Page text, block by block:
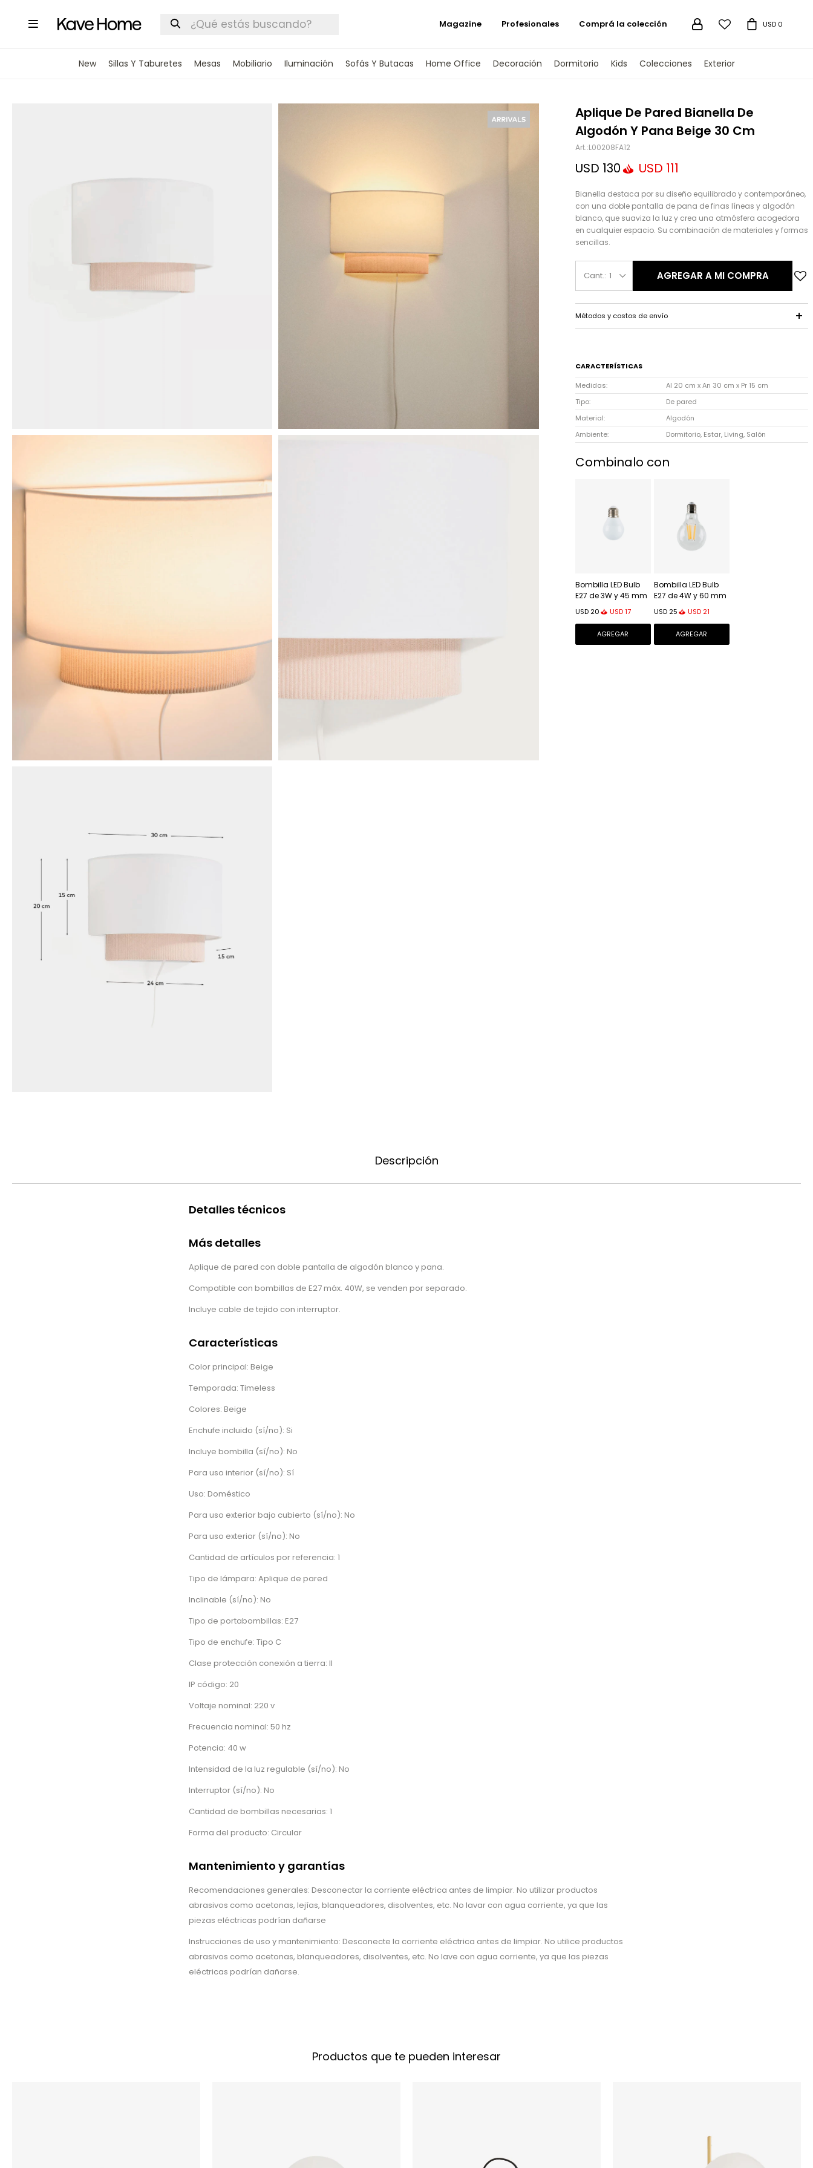

New Sillas Y Taburetes Mesas Mobiliario Iluminación Sofás Y Butacas Home Office Decoración Dormitorio Kids Colecciones Exterior
 USD 0
Magazine Profesionales Comprá la colección
Aplique De Pared Bianella De
Algodón Y Pana Beige 30 Cm
L00208FA12
USD 130 USD 111
Bianella destaca por su diseño equilibrado y contemporáneo,
con una doble pantalla de pana de finas líneas y algodón
blanco, que suaviza la luz y crea una atmósfera acogedora
en cualquier espacio. Su combinación de materiales y formas
sencillas.
1 AGREGAR A MI COMPRA
Métodos y costos de envío
CARACTERÍSTICAS
Medidas
Al 20 cm x An 30 cm x Pr 15 cm
Tipo
De pared
Material
Algodón
Ambiente
Dormitorio, Estar, Living, Salón
Combinalo con
Bombilla LED Bulb
E27 de 3W y 45 mm
luz neutra
USD 20 USD17
Bombilla LED Bulb
E27 de 4W y 60 mm
luz cálida
USD 25 USD 21
Descripción
Detalles técnicos
Más detalles
Aplique de pared con doble pantalla de algodón blanco y pana.
Compatible con bombillas de E27 máx. 40W, se venden por separado.
Incluye cable de tejido con interruptor.
Características
Color principal: Beige
Temporada: Timeless
Colores: Beige
Enchufe incluido (sí/no): Si
Incluye bombilla (sí/no): No
Para uso interior (sí/no): Sí
Uso: Doméstico
Para uso exterior bajo cubierto (sí/no): No
Para uso exterior (sí/no): No
Cantidad de artículos por referencia: 1
Tipo de lámpara: Aplique de pared
Inclinable (sí/no): No
Tipo de portabombillas: E27
Tipo de enchufe: Tipo C
Clase protección conexión a tierra: II
IP código: 20
Voltaje nominal: 220 v
Frecuencia nominal: 50 hz
Potencia: 40 w
Intensidad de la luz regulable (sí/no): No
Interruptor (sí/no): No
Cantidad de bombillas necesarias: 1
Forma del producto: Circular
Mantenimiento y garantías
Recomendaciones generales: Desconectar la corriente eléctrica antes de limpiar. No utilizar productos
abrasivos como acetonas, lejías, blanqueadores, disolventes, etc. No lavar con agua corriente, ya que las
piezas eléctricas podrían dañarse
Instrucciones de uso y mantenimiento: Desconecte la corriente eléctrica antes de limpiar. No utilice productos
abrasivos como acetonas, blanqueadores, disolventes, etc. No lave con agua corriente, ya que las piezas
eléctricas podrían dañarse.
Productos que te pueden interesar